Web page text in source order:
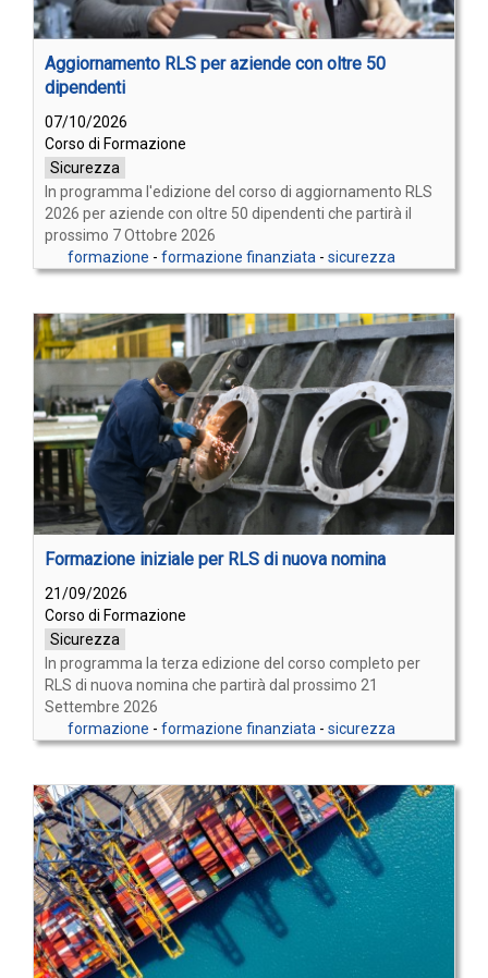
Aggiornamento RLS per aziende con oltre 50
dipendenti
07/10/2026
Corso di Formazione
Sicurezza
In programma l'edizione del corso di aggiornamento RLS
2026 per aziende con oltre 50 dipendenti che partirà il
prossimo 7 Ottobre 2026
formazione - formazione finanziata- sicurezza
Formazione iniziale per RLS di nuova nomina
21/09/2026
Corso di Formazione
Sicurezza
In programma la terza edizione del corso completo per
RLS di nuova nomina che partirà dal prossimo 21
Settembre 2026
formazione - formazione finanziata - sicurezza